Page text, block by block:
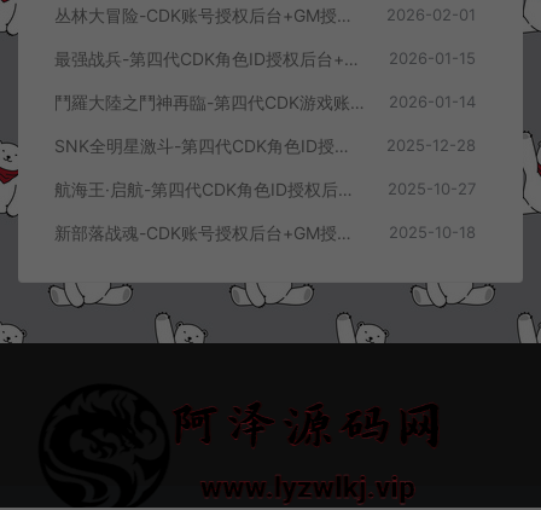
丛林大冒险-CDK账号授权后台+GM授权后台+使用教程 2026-02-01
最强战兵-第四代CDK角色ID授权后台+GM授权后台+使用教程 2026-01-15
鬥羅大陸之鬥神再臨-第四代CDK游戏账号授权后台+GM授权后台+使用教程 2026-01-14
SNK全明星激斗-第四代CDK角色ID授权后台+GM授权后台+使用教程 2025-12-28
航海王·启航-第四代CDK角色ID授权后台+GM授权后台+使用教程 2025-10-27
新部落战魂-CDK账号授权后台+GM授权后台+使用教程 2025-10-18